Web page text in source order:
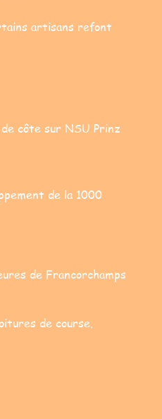
artisans refont
côte sur NSU Prinz
de la 1000
de Francorchamps
de course.